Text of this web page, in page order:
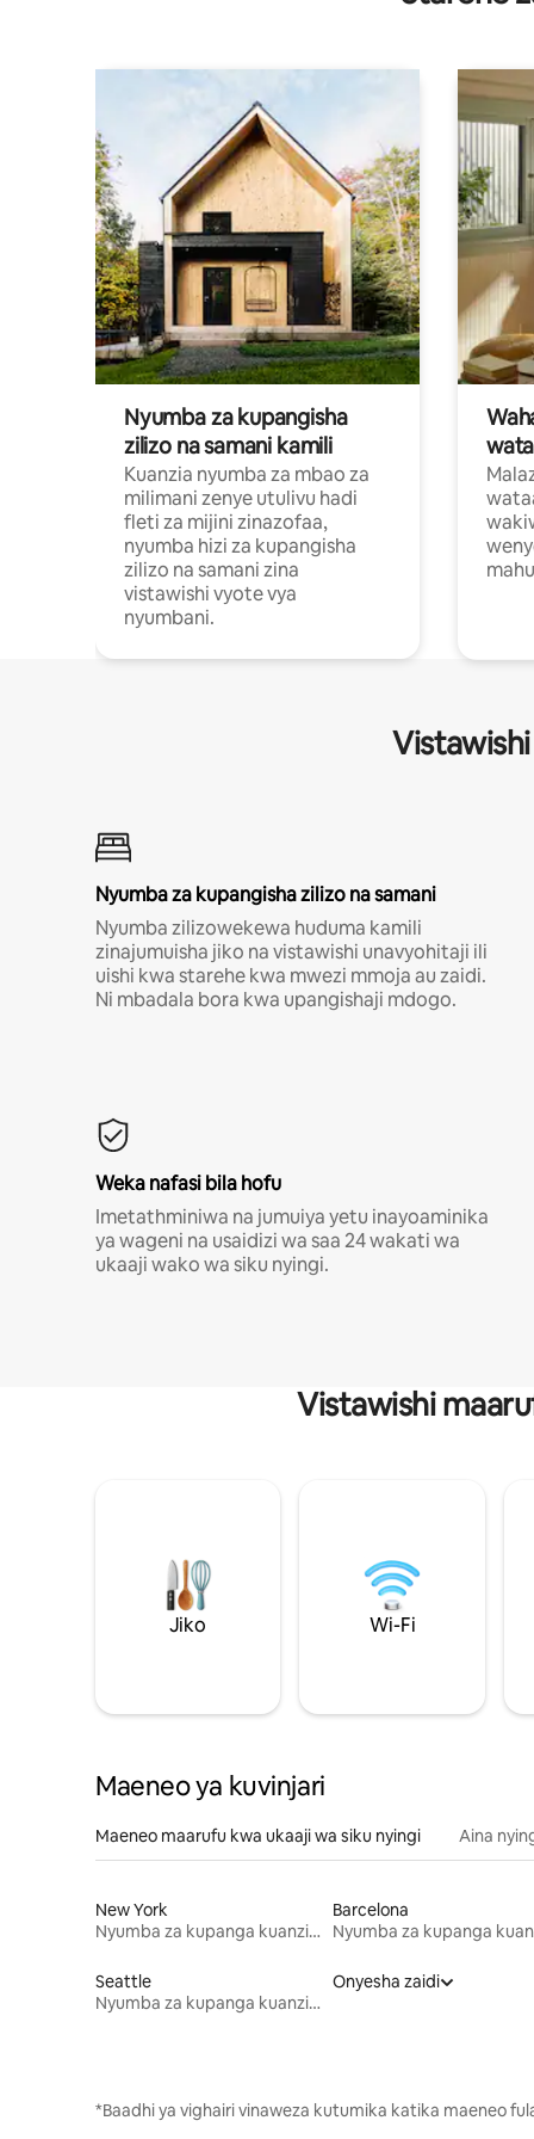
Nyumba za kupangisha
zilizo na samani kamili
Kuanzia nyumba za mbao za
milimani zenye utulivu hadi
fleti za mijini zinazofaa,
nyumba hizi za kupangisha
zilizo na samani zina
vistawishi vyote vya
nyumbani.
Nyumba za kupangisha zilizo na samani
Nyumba zilizowekewa huduma kamili
zinajumuisha jiko na vistawishi unavyohitaji ili
uishi kwa starehe kwa mwezi mmoja au zaidi.
Ni mbadala bora kwa upangishaji mdogo.
Weka nafasi bila hofu
Imetathminiwa na jumuiya yetu inayoaminika
ya wageni na usaidizi wa saa 24 wakati wa
ukaaji wako wa siku nyingi.
Vistawishi
Jiko Wi-Fi
Maeneo ya kuvinjari
Maeneo maarufu kwa ukaaji wa siku nyingi Aina
New York
Nyumba za kupanga kuanzia mwezi mmoja
Barcelona
Seattle
Nyumba za kupanga kuanzia mwezi mmoja
Onyesha zaidi
*Baadhi ya vighairi vinaweza kutumika katika maeneo